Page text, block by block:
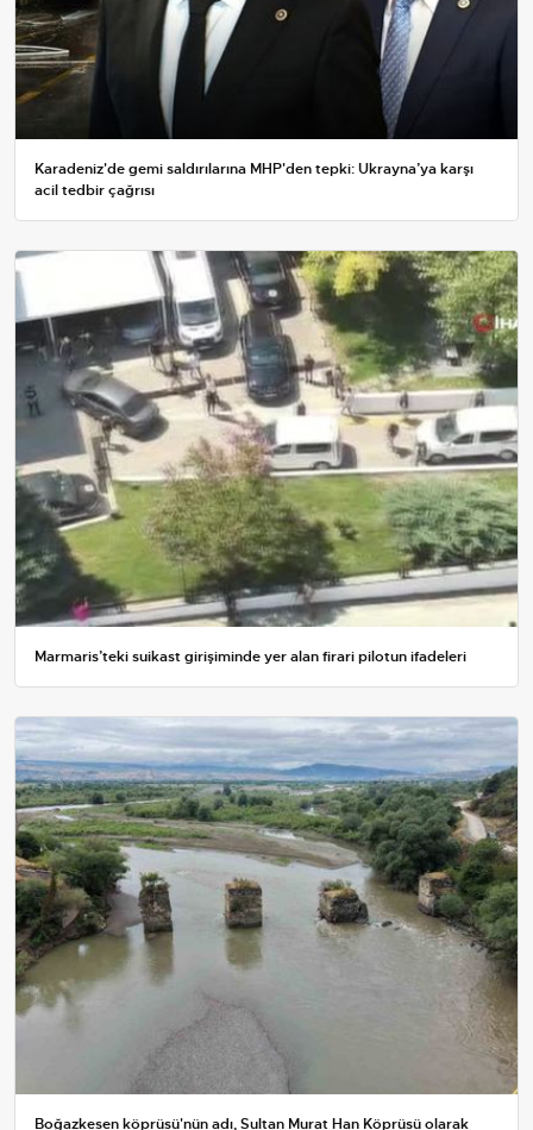
Karadeniz'de gemi saldırılarına MHP'den tepki: Ukrayna’ya karşı
acil tedbir çağrısı
Marmaris’teki suikast girişiminde yer alan firari pilotun ifadeleri
Boğazkesen köprüsü'nün adı, Sultan Murat Han Köprüsü olarak